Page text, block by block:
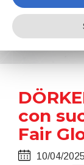
News
Home Notizie
con
Fair
10/04/